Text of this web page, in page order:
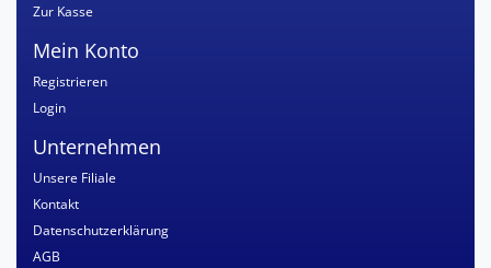
Zur Kasse
Mein Konto
Registrieren
Login
Unternehmen
Unsere Filiale
Kontakt
Datenschutzerklärung
AGB